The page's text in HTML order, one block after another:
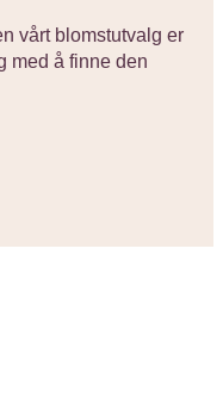
vårt blomstutvalg er
med å finne den